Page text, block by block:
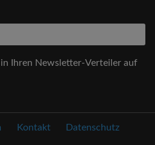
Ihren Newsletter-Verteiler auf
Kontakt Datenschutz